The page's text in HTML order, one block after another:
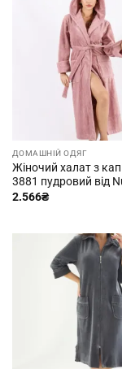
ДОМАШНІЙ ОДЯГ
Жіночий халат з
3881 пудровий від
2.566₴